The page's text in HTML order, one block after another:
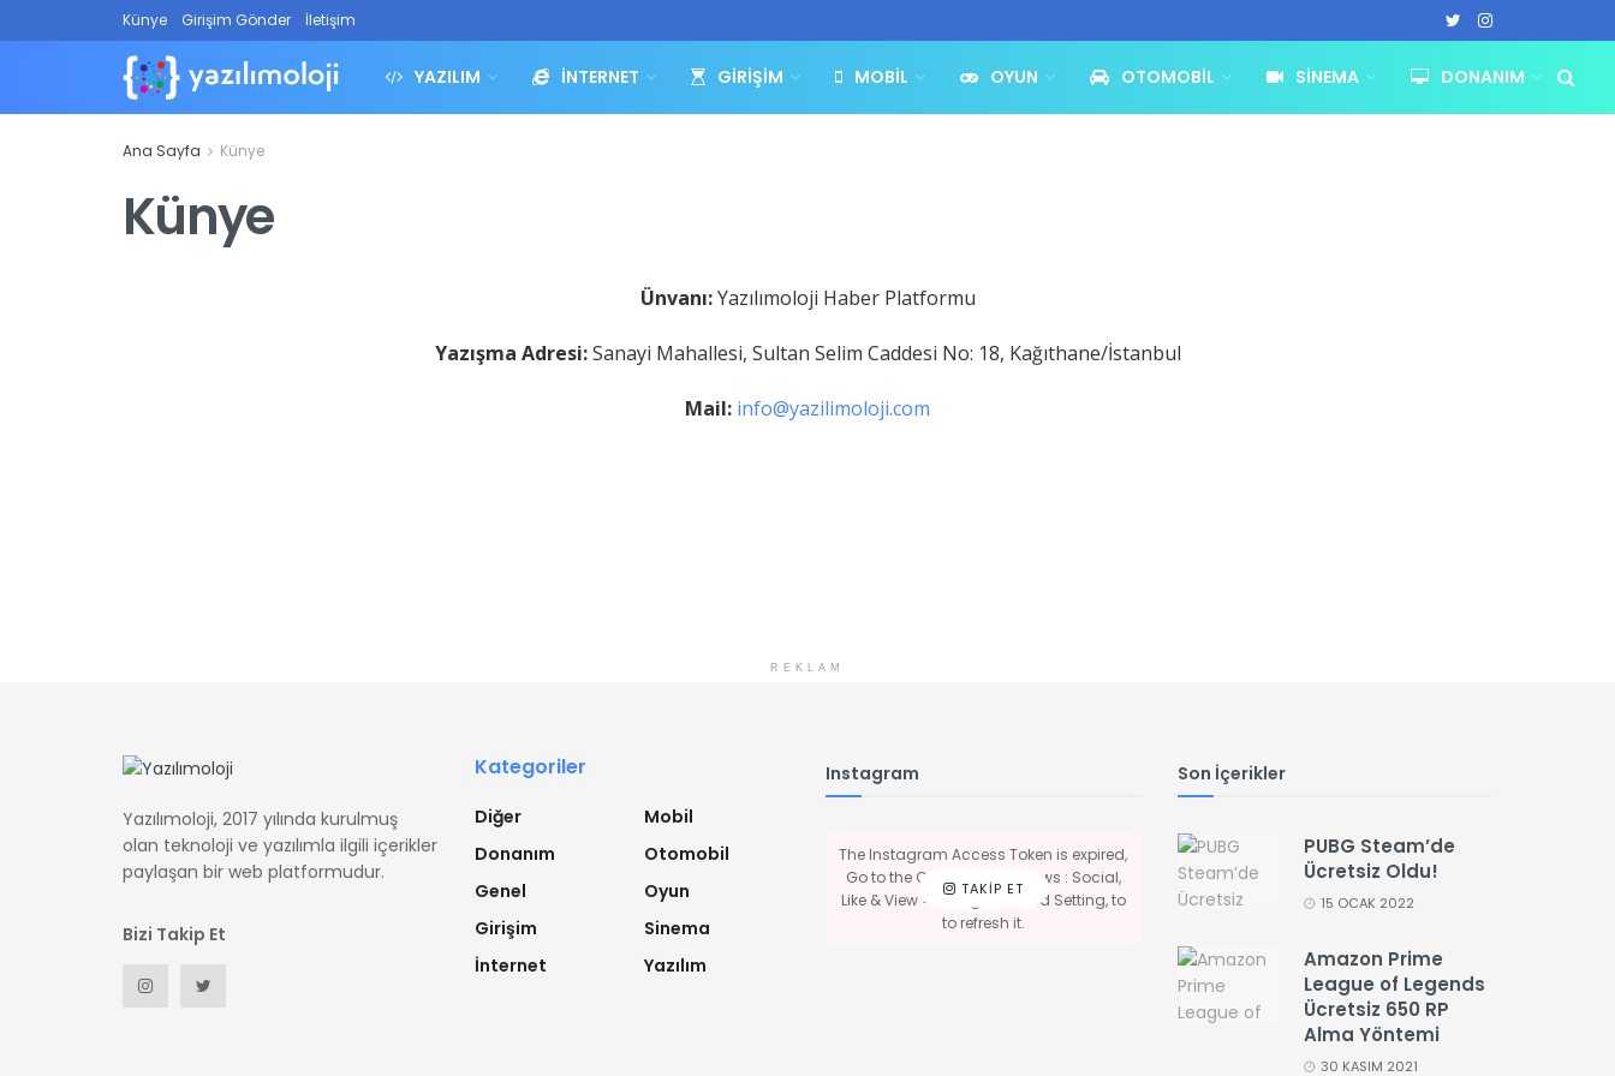
Künye Girişim Gönder İletişim
YAZILIM İNTERNET GIRIŞIM MOBIL OYUN OTOMOBIL SINEMA DONANIM
Ana Sayfa Künye
Künye
Ünvanı:Yazılımoloji Haber Platformu
Yazışma Adresi:Sanayi Mahallesi, Sultan Selim Caddesi No: 18, Kağıthane/İstanbul
Mail: info@yazilimoloji.com
REKLAM
Yazılımoloji, 2017 yılında kurulmuş
olan teknoloji ve yazılımla ilgili içerikler
paylaşan bir web platformudur.
Bizi Takip Et
Kategoriler
Diğer
Donanım
Genel
Girişim
İnternet
Mobil
Otomobil
Oyun
Sinema
Yazılım
Instagram
TAKIP ET
The Instagram Access Token is expired,
Go to the Customizer > JNews : Social,
Like & View > Instagram Feed Setting, to
to refresh it.
Son İçerikler
PUBG Steam’de
Ücretsiz Oldu!
15 OCAK 2022
Amazon Prime
League of Legends
Ücretsiz 650 RP
Alma Yöntemi
30 KASIM 2021